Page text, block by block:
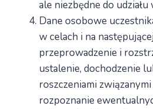
ale niezbędne do
Dane osobowe
w celach i na
przeprowadzenie i
ustalenie, dochodzenie
roszczeniami
rozpoznanie